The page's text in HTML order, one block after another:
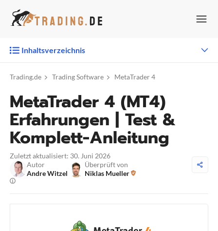
Inhalt
Inhaltsverzeichnis
Trading.de Trading Software MetaTrader 4
MetaTrader 4 (MT4)
Erfahrungen | Test &
Komplett-Anleitung
Zuletzt aktualisiert: 30. Juni 2026
Autor
Andre Witzel
Überprüft von
Niklas Mueller